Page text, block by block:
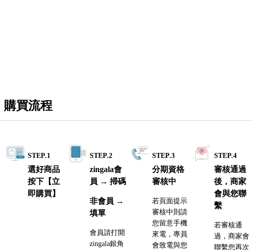
購買流程
STEP.1
選好商品
按下【立
即購買】
STEP.2
zingala會
員 → 掃碼
非會員 →
填單
會員請打開
zingala銀角
STEP.3
分期資格
審核中
若頁面提示
審核中則請
您留意手機
來電，專員
會致電與您
STEP.4
審核通過
後，商家
會與您聯
繫
若審核通
過，商家會
聯繫您再次